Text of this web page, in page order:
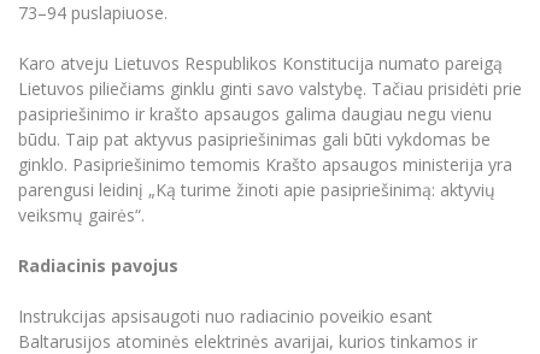
73–94 puslapiuose.
Karo atveju Lietuvos Respublikos Konstitucija numato pareigą
Lietuvos piliečiams ginklu ginti savo valstybę. Tačiau prisidėti prie
pasipriešinimo ir krašto apsaugos galima daugiau negu vienu
būdu. Taip pat aktyvus pasipriešinimas gali būti vykdomas be
ginklo. Pasipriešinimo temomis Krašto apsaugos ministerija yra
parengusi leidinį „Ką turime žinoti apie pasipriešinimą: aktyvių
veiksmų gairės“.
Radiacinis pavojus
Instrukcijas apsisaugoti nuo radiacinio poveikio esant
Baltarusijos atominės elektrinės avarijai, kurios tinkamos ir